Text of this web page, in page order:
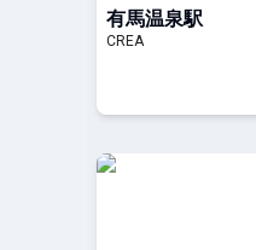
芦屋スタンド」 | そ
いしい、おやつ紀行
有馬温泉駅
CREA